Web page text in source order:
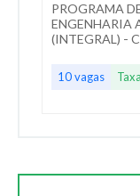
PROGRAMA
ENGENHARIA
(INTEGRAL) -
10 vagas